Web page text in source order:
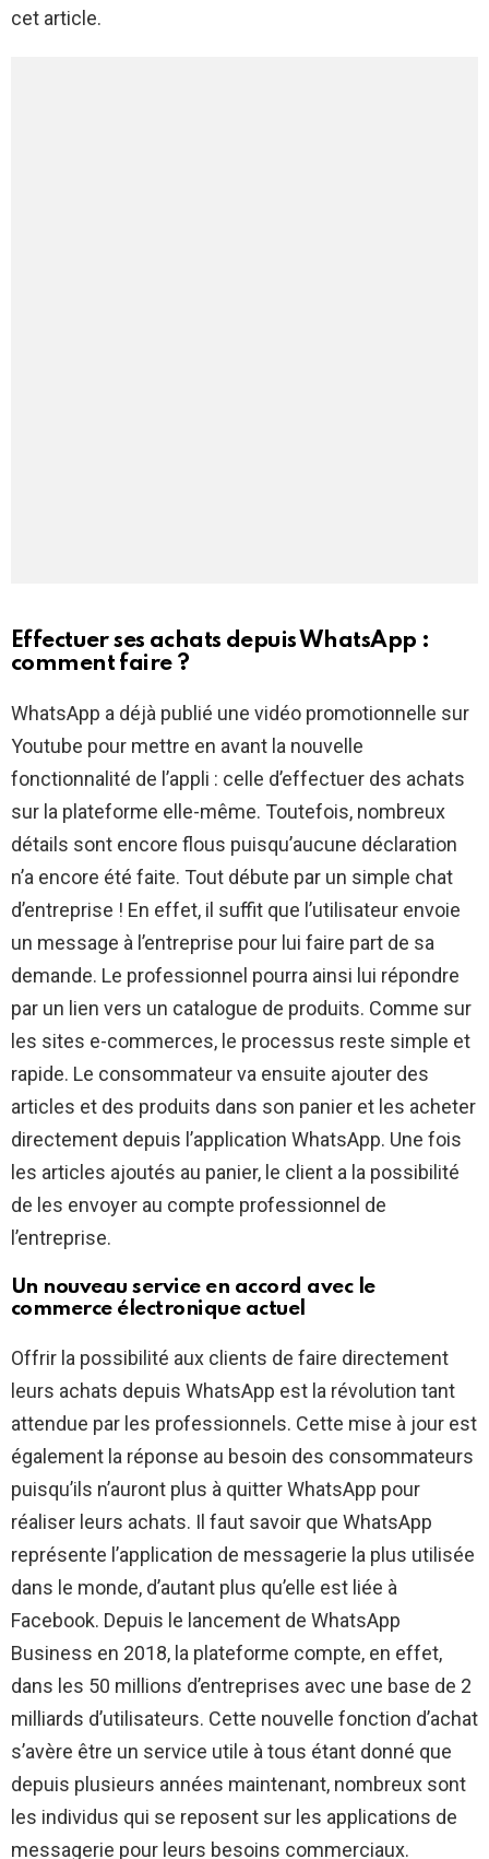
cet article.
Effectuer ses achats depuis WhatsApp :
comment faire ?
WhatsApp a déjà publié une vidéo promotionnelle sur
Youtube pour mettre en avant la nouvelle
fonctionnalité de l’appli : celle d’effectuer des achats
sur la plateforme elle-même. Toutefois, nombreux
détails sont encore flous puisqu’aucune déclaration
n’a encore été faite. Tout débute par un simple chat
d’entreprise ! En effet, il suffit que l’utilisateur envoie
un message à l’entreprise pour lui faire part de sa
demande. Le professionnel pourra ainsi lui répondre
par un lien vers un catalogue de produits. Comme sur
les sites e-commerces, le processus reste simple et
rapide. Le consommateur va ensuite ajouter des
articles et des produits dans son panier et les acheter
directement depuis l’application WhatsApp. Une fois
les articles ajoutés au panier, le client a la possibilité
de les envoyer au compte professionnel de
l’entreprise.
Un nouveau service en accord avec le
commerce électronique actuel
Offrir la possibilité aux clients de faire directement
leurs achats depuis WhatsApp est la révolution tant
attendue par les professionnels. Cette mise à jour est
également la réponse au besoin des consommateurs
puisqu’ils n’auront plus à quitter WhatsApp pour
réaliser leurs achats. Il faut savoir que WhatsApp
représente l’application de messagerie la plus utilisée
dans le monde, d’autant plus qu’elle est liée à
Facebook. Depuis le lancement de WhatsApp
Business en 2018, la plateforme compte, en effet,
dans les 50 millions d’entreprises avec une base de 2
milliards d’utilisateurs. Cette nouvelle fonction d’achat
s’avère être un service utile à tous étant donné que
depuis plusieurs années maintenant, nombreux sont
les individus qui se reposent sur les applications de
messagerie pour leurs besoins commerciaux.